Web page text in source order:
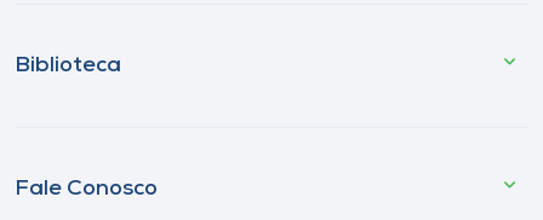
Biblioteca
Fale Conosco